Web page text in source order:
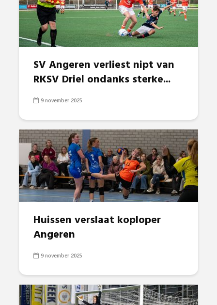
SV Angeren verliest nipt van
RKSV Driel ondanks sterke...
9 november 2025
Huissen verslaat koploper
Angeren
9 november 2025